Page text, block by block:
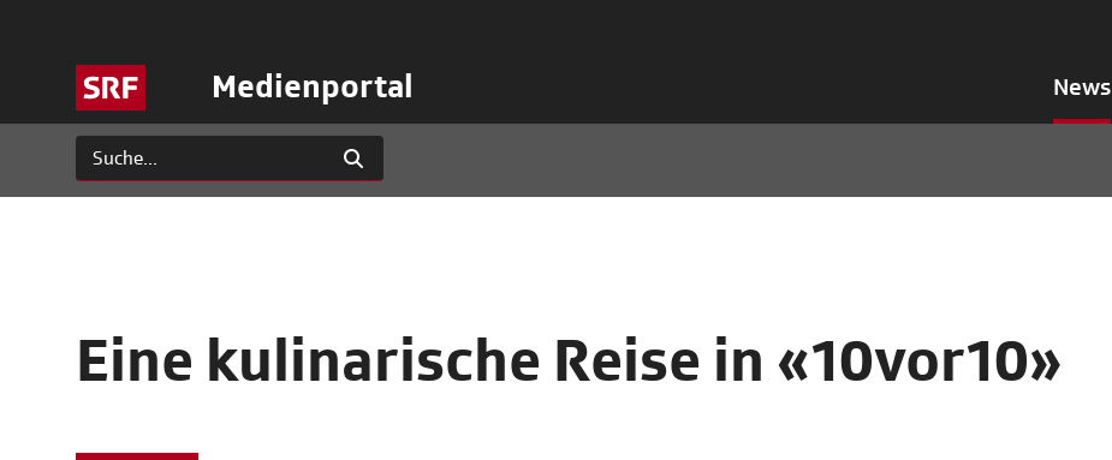
Medienportal News
Eine kulinarische Reise in «10vor10»